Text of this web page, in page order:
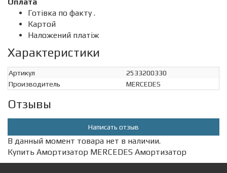
Готівка по факту .
Картой
Наложений платіж
Характеристики
Артикул
2533200330
Производитель
MERCEDES
Отзывы
Написать отзыв
В данный момент товара нет в наличии.
Купить Амортизатор MERCEDES Амортизатор